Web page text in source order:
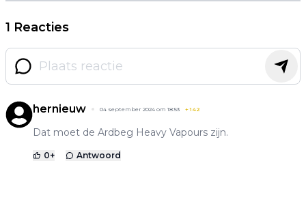
1 Reacties
hernieuw 04 september 2024 om 18:53 +142
Dat moet de Ardbeg Heavy Vapours zijn.
0+ Antwoord